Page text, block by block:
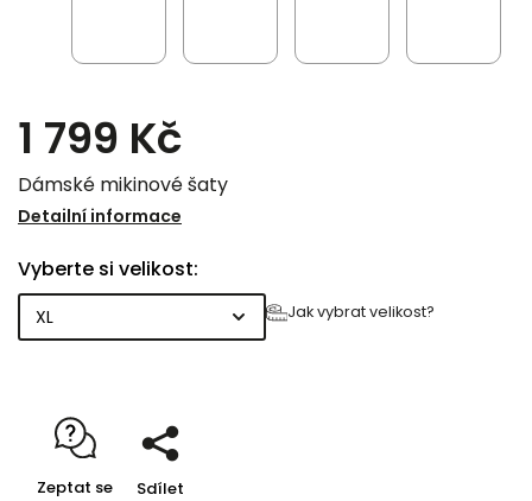
1 799 Kč
Dámské mikinové šaty
Detailní informace
Vyberte si velikost:
Jak vybrat velikost?
Zeptat se Sdílet